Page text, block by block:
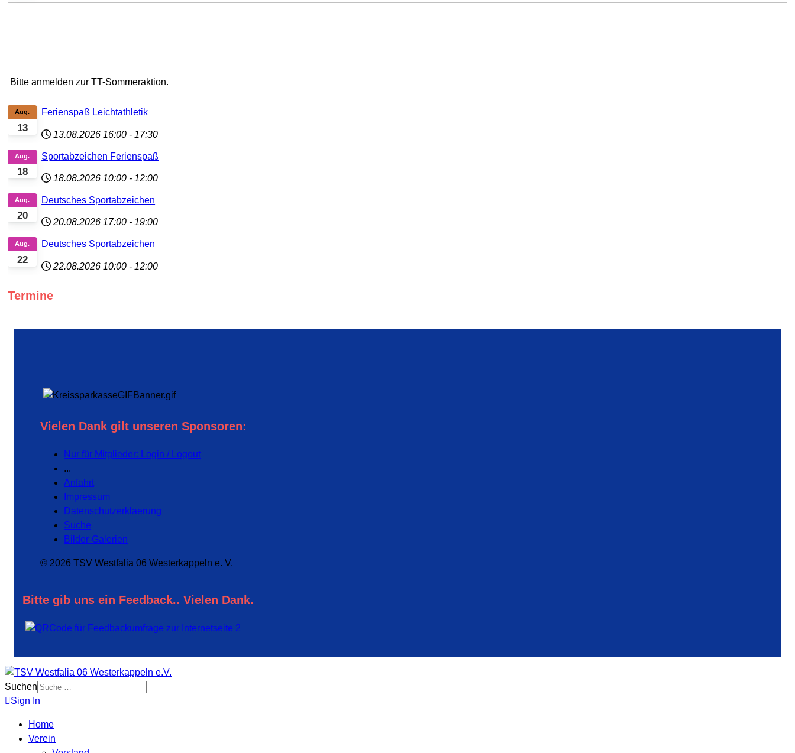
Bitte anmelden zur TT-Sommeraktion.
13
Aug. Ferienspaß Leichtathletik
13.08.2026 16:00 - 17:30
18
Aug. Sportabzeichen Ferienspaß
18.08.2026 10:00 - 12:00
20
Aug. Deutsches Sportabzeichen
20.08.2026 17:00 - 19:00
22
Aug. Deutsches Sportabzeichen
22.08.2026 10:00 - 12:00
Termine
Vielen Dank gilt unseren Sponsoren:
Nur für Mitglieder: Login / Logout
...
Anfahrt
Impressum
Datenschutzerklaerung
Suche
Bilder-Galerien
© 2026 TSV Westfalia 06 Westerkappeln e. V.
Bitte gib uns ein Feedback.. Vielen Dank.
Suchen
Sign In
Home
Verein